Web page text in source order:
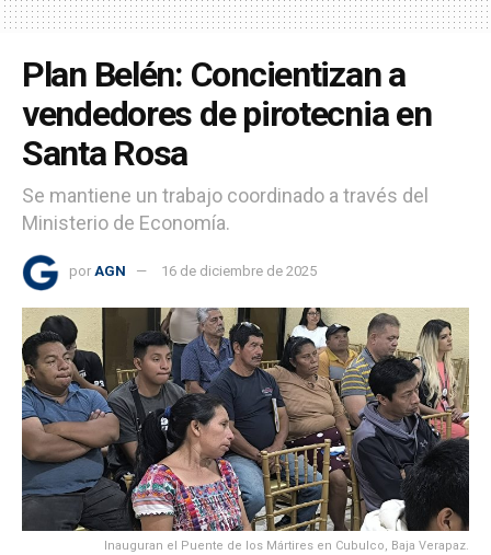
Plan Belén: Concientizan a
vendedores de pirotecnia en
Santa Rosa
Se mantiene un trabajo coordinado a través del
Ministerio de Economía.
por AGN 16 de diciembre de 2025
Inauguran el Puente de los Mártires en Cubulco, Baja Verapaz.